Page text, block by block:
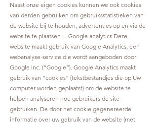
Naast onze eigen cookies kunnen we ook cookies
van derden gebruiken om gebruiksstatistieken van
de website bij te houden, advertenties op en via de
website te plaatsen …Google analytics Deze
website maakt gebruik van Google Analytics, een
webanalyse-service die wordt aangeboden door
Google Inc. (“Google”). Google Analytics maakt
gebruik van “cookies” (tekstbestandjes die op Uw
computer worden geplaatst) om de website te
helpen analyseren hoe gebruikers de site
gebruiken. De door het cookie gegenereerde
informatie over uw gebruik van de website (met